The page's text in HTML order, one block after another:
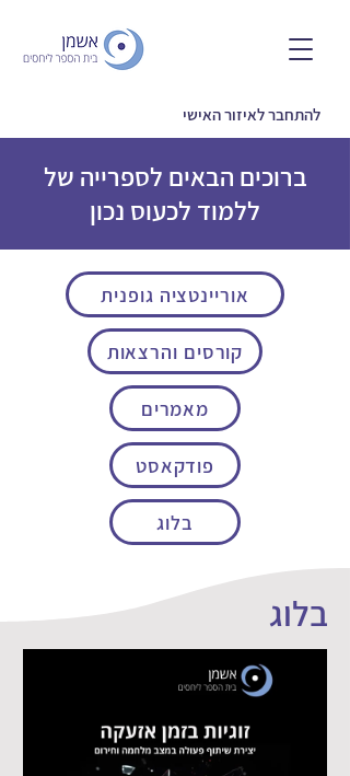
להתחבר לאיזור האישי
ברוכים הבאים לספרייה של
ללמוד לכעוס נכון
אוריינטציה גופנית
קורסים והרצאות
מאמרים
פודקאסט
בלוג
בלוג